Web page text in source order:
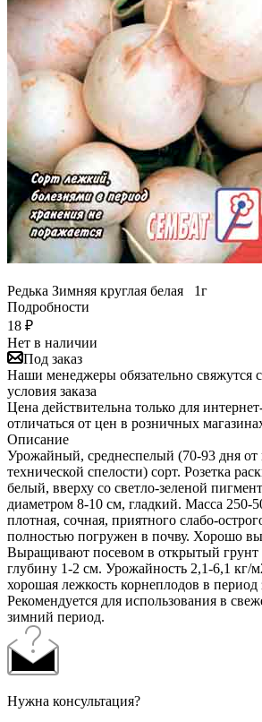
Редька Зимняя круглая белая 1г
Подробности
18 ₽
Нет в наличии
Под заказ
Наши менеджеры обязательно свяжутся
условия заказа
Цена действительна только для
отличаться от цен в розничных
Описание
Урожайный, среднеспелый (70-93 дня от
технической спелости) сорт. Розетка
белый, вверху со светло-зеленой
диаметром 8-10 см, гладкий. Масса 250-
плотная, сочная, приятного слабо-
полностью погружен в почву. Хорошо
Выращивают посевом в открытый грунт
глубину 1-2 см. Урожайность 2,1-6,1 кг/
хорошая лежкость корнеплодов в
Рекомендуется для использования в
зимний период.
Нужна консультация?